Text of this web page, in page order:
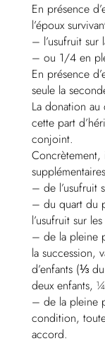
En présence
l’époux
– l’usufruit sur
– ou 1/4 en
En présence
seule la
La donation au
cette part
conjoint.
– de l’usufruit
– du quart du
l’usufruit sur
– de la pleine
la succession,
d’enfants (⅓
deux enfants,
– de la pleine
condition,
accord.